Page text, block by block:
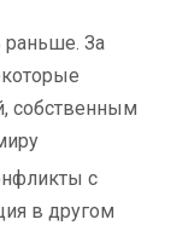
раньше. За
собственным
с
в другом